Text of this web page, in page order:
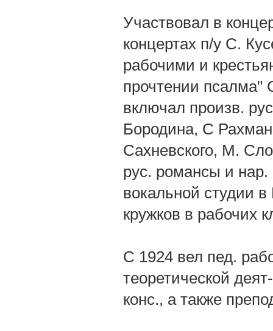
Участвовал в
концертах п/у С.
рабочими и
прочтении псалма"
включал произв.
Бородина, С
Сахневского, М.
рус. романсы и нар.
вокальной студии
кружков в рабочих
С 1924 вел пед.
теоретической
конс., а также